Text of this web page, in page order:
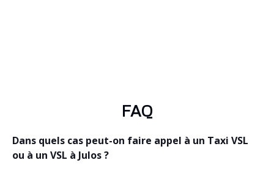
FAQ
Dans quels cas peut-on faire appel à un Taxi VSL
ou à un VSL à Julos ?